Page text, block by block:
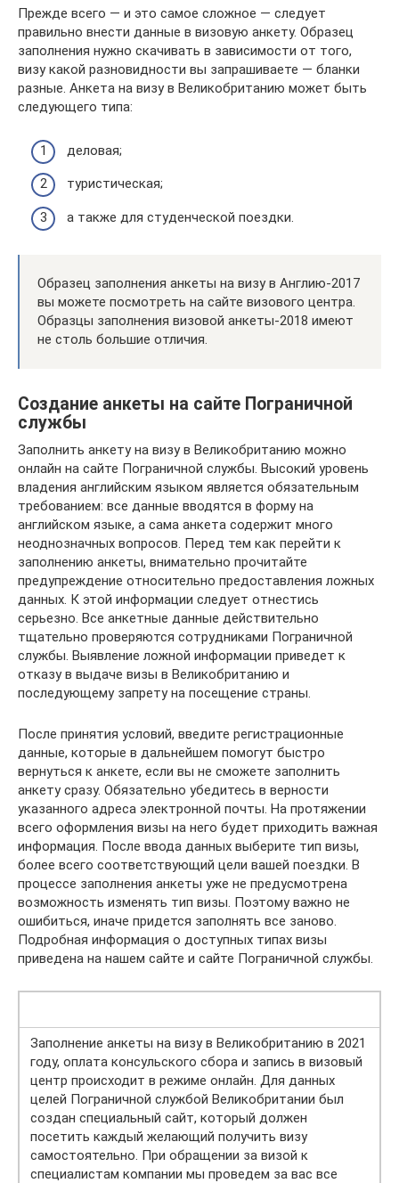
Прежде всего — и это самое сложное — следует
правильно внести данные в визовую анкету. Образец
заполнения нужно скачивать в зависимости от того,
визу какой разновидности вы запрашиваете — бланки
разные. Анкета на визу в Великобританию может быть
следующего типа:
деловая;
туристическая;
а также для студенческой поездки.
Образец заполнения анкеты на визу в Англию-2017
вы можете посмотреть на сайте визового центра.
Образцы заполнения визовой анкеты-2018 имеют
не столь большие отличия.
Создание анкеты на сайте Пограничной
службы
Заполнить анкету на визу в Великобританию можно
онлайн на сайте Пограничной службы. Высокий уровень
владения английским языком является обязательным
требованием: все данные вводятся в форму на
английском языке, а сама анкета содержит много
неоднозначных вопросов. Перед тем как перейти к
заполнению анкеты, внимательно прочитайте
предупреждение относительно предоставления ложных
данных. К этой информации следует отнестись
серьезно. Все анкетные данные действительно
тщательно проверяются сотрудниками Пограничной
службы. Выявление ложной информации приведет к
отказу в выдаче визы в Великобританию и
последующему запрету на посещение страны.
После принятия условий, введите регистрационные
данные, которые в дальнейшем помогут быстро
вернуться к анкете, если вы не сможете заполнить
анкету сразу. Обязательно убедитесь в верности
указанного адреса электронной почты. На протяжении
всего оформления визы на него будет приходить важная
информация. После ввода данных выберите тип визы,
более всего соответствующий цели вашей поездки. В
процессе заполнения анкеты уже не предусмотрена
возможность изменять тип визы. Поэтому важно не
ошибиться, иначе придется заполнять все заново.
Подробная информация о доступных типах визы
приведена на нашем сайте и сайте Пограничной службы.
Заполнение анкеты на визу в Великобританию в 2021
году, оплата консульского сбора и запись в визовый
центр происходит в режиме онлайн. Для данных
целей Пограничной службой Великобритании был
создан специальный сайт, который должен
посетить каждый желающий получить визу
самостоятельно. При обращении за визой к
специалистам компании мы проведем за вас все